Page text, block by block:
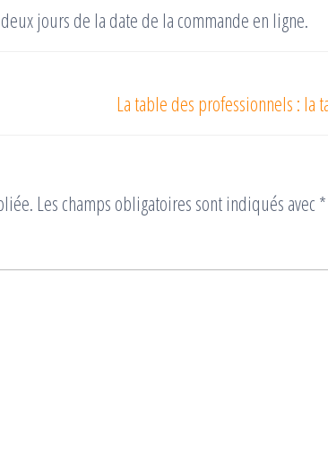
jours de la date de la commande en ligne.
La table des professionnels : la
Les champs obligatoires sont indiqués avec *